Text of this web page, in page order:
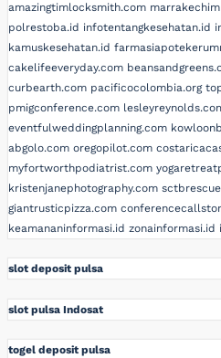
amazingtimlocksmith.com
polrestoba.id infotentangkesehatan.id
kamuskesehatan.id
cakelifeeveryday.com
curbearth.com pacificocolombia.org
pmigconference.com
eventfulweddingplanning.com
abgolo.com oregopilot.com
myfortworthpodiatrist.com
kristenjanephotography.com
giantrusticpizza.com
keamananinformasi.id zonainformasi.id
slot deposit pulsa
slot pulsa Indosat
togel deposit pulsa